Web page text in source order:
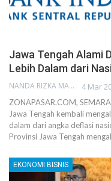
Jawa Tengah Alami
Lebih Dalam dari
NANDA RIZKA MAHENDRA 4 Mar
ZONAPASAR.COM,
Jawa Tengah kembali
dalam dari angka deflasi
Provinsi Jawa Tengah
EKONOMI BISNIS